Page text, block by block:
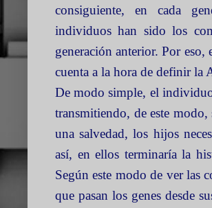
consiguiente, en cada
individuos han sido los
generación anterior. Por
cuenta a la hora de definir la
De modo simple, el
transmitiendo, de este
una salvedad, los hijos
así, en ellos terminaría la
Según este modo de ver las
que pasan los genes desde